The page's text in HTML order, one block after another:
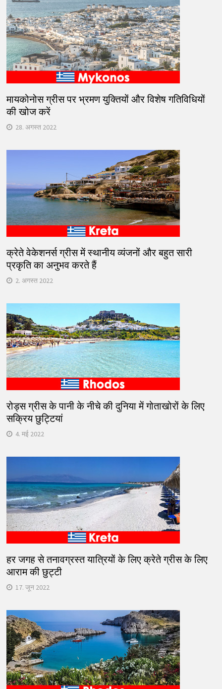
मायकोनोस ग्रीस पर भ्रमण युक्तियों और विशेष गतिविधियों
की खोज करें
28. अगस्त 2022
क्रेते वेकेशनर्स ग्रीस में स्थानीय व्यंजनों और बहुत सारी
प्रकृति का अनुभव करते हैं
2. अगस्त 2022
रोड्स ग्रीस के पानी के नीचे की दुनिया में गोताखोरों के लिए
सक्रिय छुट्टियां
4. मई 2022
हर जगह से तनावग्रस्त यात्रियों के लिए क्रेते ग्रीस के लिए
आराम की छुट्टी
17. जून 2022